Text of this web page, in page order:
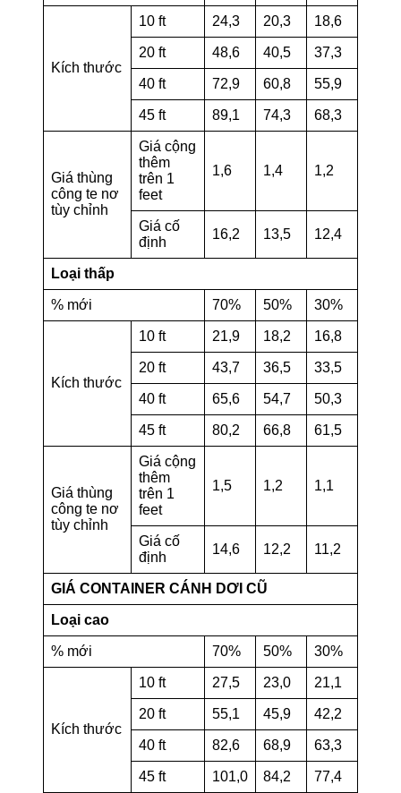
Kích thước
10 ft 24,3 20,3 18,6
20 ft 48,6 40,5 37,3
40 ft 72,9 60,8 55,9
45 ft 89,1 74,3 68,3
Giá thùng
công te nơ
tùy chỉnh
Giá cộng
thêm
trên 1
feet
1,6 1,4 1,2
Giá cố
định
16,2 13,5 12,4
Loại thấp
% mới 70% 50% 30%
Kích thước
10 ft 21,9 18,2 16,8
20 ft 43,7 36,5 33,5
40 ft 65,6 54,7 50,3
45 ft 80,2 66,8 61,5
Giá thùng
công te nơ
tùy chỉnh
Giá cộng
thêm
trên 1
feet
1,5 1,2 1,1
Giá cố
định
14,6 12,2 11,2
GIÁ CONTAINER CÁNH DƠI CŨ
Loại cao
% mới 70% 50% 30%
Kích thước
10 ft 27,5 23,0 21,1
20 ft 55,1 45,9 42,2
40 ft 82,6 68,9 63,3
45 ft 101,0 84,2 77,4